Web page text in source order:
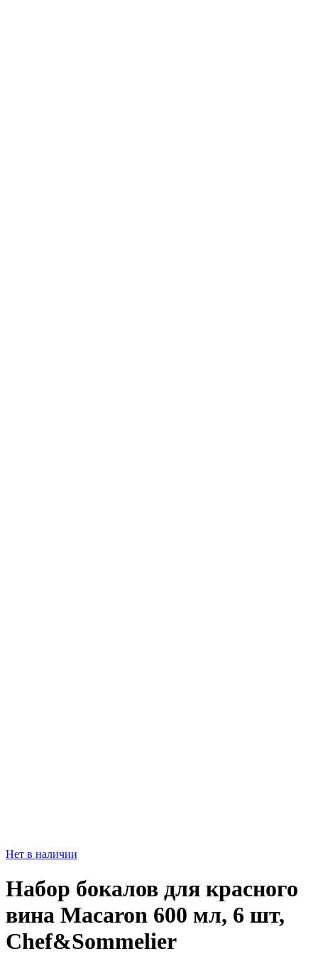
Нет в наличии
Набор бокалов для красного
вина Macaron 600 мл, 6 шт,
Chef&Sommelier